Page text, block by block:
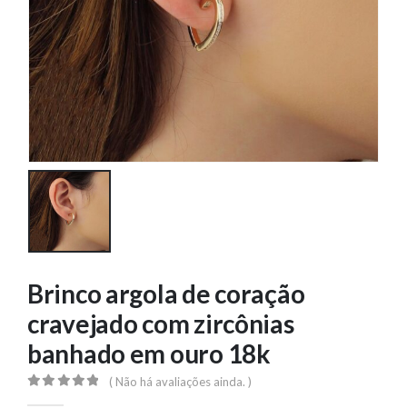
Brinco argola de coração
cravejado com zircônias
banhado em ouro 18k
( Não há avaliações ainda. )